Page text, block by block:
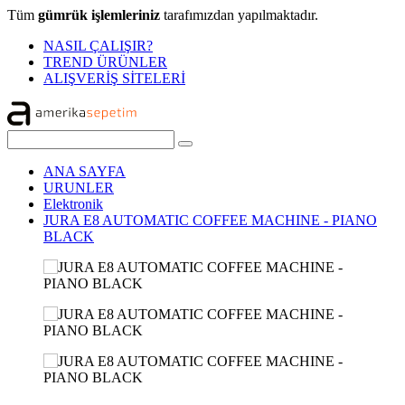
Tüm gümrük işlemleriniz tarafımızdan yapılmaktadır.
NASIL ÇALIŞIR?
TREND ÜRÜNLER
ALIŞVERİŞ SİTELERİ
ANA SAYFA
URUNLER
Elektronik
JURA E8 AUTOMATIC COFFEE MACHINE - PIANO
BLACK